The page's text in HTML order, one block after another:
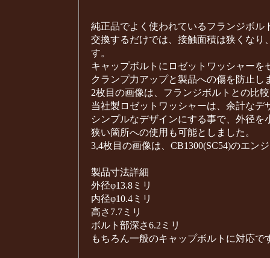
純正品でよく使われているフランジボル
交換するだけでは、接触面積は狭くなり
す。
キャップボルトにロゼットワッシャーを
クランプ力アップと製品への傷を防止し
2枚目の画像は、フランジボルトとの比較
当社製ロゼットワッシャーは、余計なデ
シンプルなデザインにする事で、外径を
狭い箇所への使用も可能としました。
3,4枚目の画像は、CB1300(SC54)のエン
製品寸法詳細
外径φ13.8ミリ
内径φ10.4ミリ
高さ7.7ミリ
ボルト部深さ6.2ミリ
もちろん一般のキャップボルトに対応で